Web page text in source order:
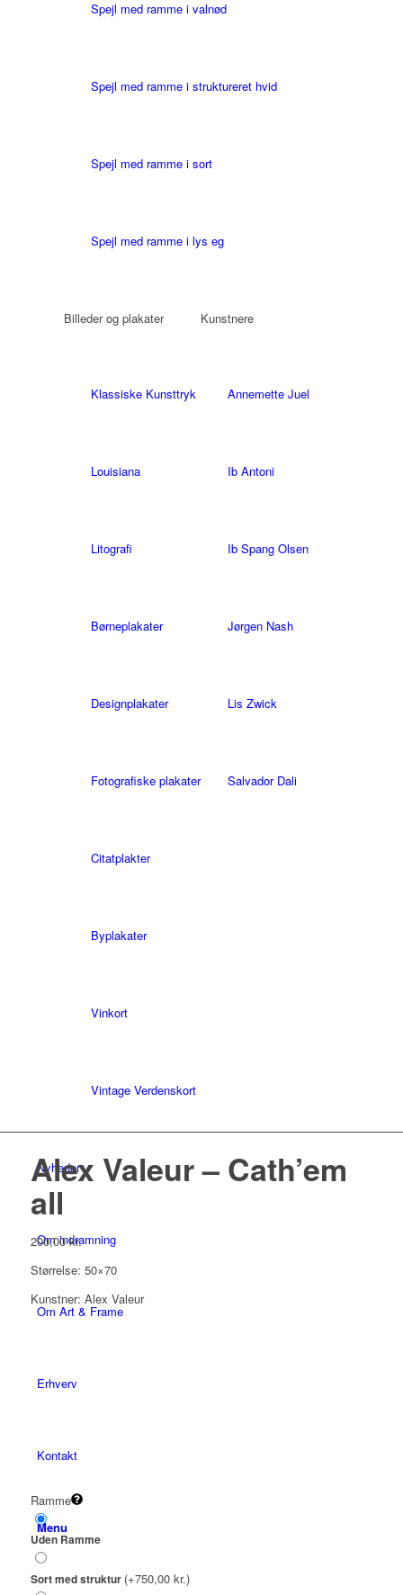
Spejl med ramme i valnød
Spejl med ramme i struktureret hvid
Spejl med ramme i sort
Spejl med ramme i lys eg
Billeder og plakater
Klassiske Kunsttryk
Louisiana
Litografi
Børneplakater
Designplakater
Fotografiske plakater
Citatplakter
Byplakater
Vinkort
Vintage Verdenskort
Kunstnere
Annemette Juel
Ib Antoni
Ib Spang Olsen
Jørgen Nash
Lis Zwick
Salvador Dali
Nyheder
Om indramning
Om Art & Frame
Erhverv
Kontakt
Menu
Alex Valeur – Cath’em
all
200,00kr.
Størrelse: 50×70
Kunstner: Alex Valeur
Ramme
Uden Ramme
Sort med struktur (+750,00 kr.)